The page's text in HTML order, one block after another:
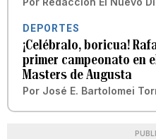
DEPORTES
¡Celébralo, boricua!
primer campeonato en
Masters de Augusta
Por José E. Bartolomei